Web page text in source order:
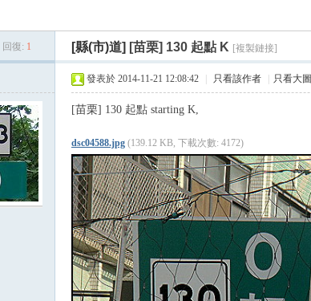
›
回復: 1 [縣(市)道] [苗栗] 130 起點 K [複製鏈接]
發表於 2014-11-21 12:08:42 只看該作者 只看大圖
[苗栗] 130 起點 starting K,
dsc04588.jpg (139.12 KB, 下載次數: 4172)